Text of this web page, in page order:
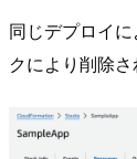
同じデプロイ
クにより削除さ